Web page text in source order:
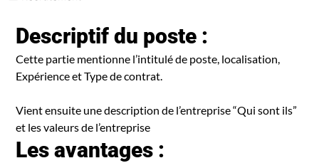
Descriptif du poste :
Cette partie mentionne l’intitulé de poste, localisation,
Expérience et Type de contrat.
Vient ensuite une description de l’entreprise “Qui sont ils”
et les valeurs de l’entreprise
Les avantages :